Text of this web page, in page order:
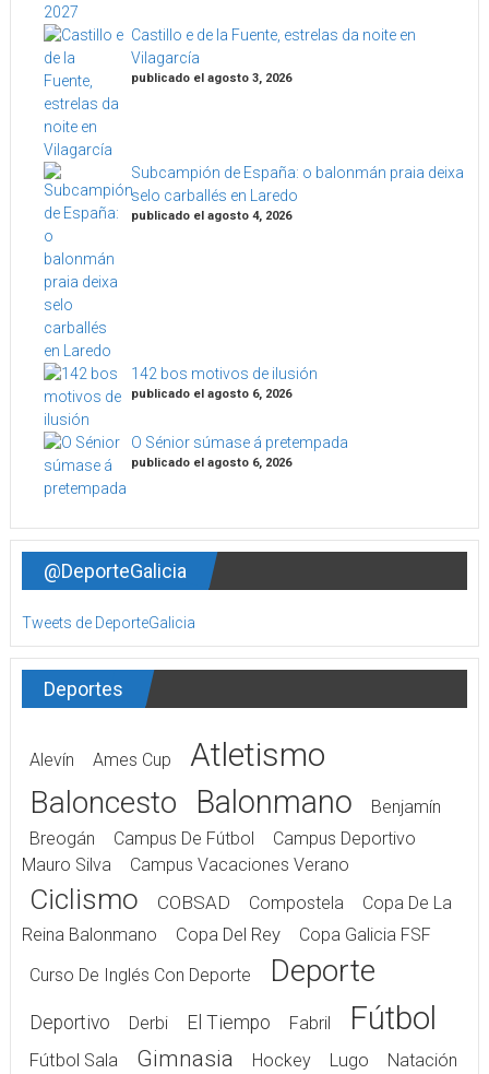
Castillo e de la Fuente, estrelas da noite en
Vilagarcía
publicado el agosto 3, 2026
Subcampión de España: o balonmán praia deixa
selo carballés en Laredo
publicado el agosto 4, 2026
142 bos motivos de ilusión
publicado el agosto 6, 2026
O Sénior súmase á pretempada
publicado el agosto 6, 2026
@DeporteGalicia
Tweets de DeporteGalicia
Deportes
Alevín Ames Cup Atletismo
Baloncesto Balonmano
Benjamín
Breogán
Campus De Fútbol
Campus Deportivo
Mauro Silva
Campus Vacaciones Verano
Ciclismo COBSAD Compostela
Copa De La
Reina Balonmano
Copa Del Rey
Copa Galicia FSF
Curso De Inglés Con Deporte
Deporte
Deportivo Derbi El Tiempo Fabril Fútbol
Fútbol Sala Gimnasia Hockey Lugo Natación